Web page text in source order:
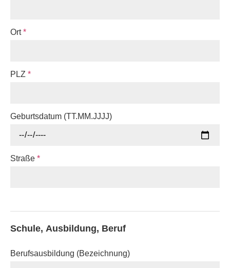
Ort*
PLZ *
Geburtsdatum (TT.MM.JJJJ)
Straße *
Schule, Ausbildung, Beruf
Berufsausbildung (Bezeichnung)